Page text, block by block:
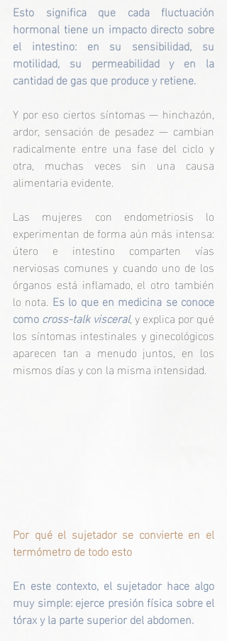
Esto significa que cada fluctuación
hormonal tiene un impacto directo sobre
el intestino: en su sensibilidad, su
motilidad, su permeabilidad y en la
cantidad de gas que produce y retiene.
Y por eso ciertos síntomas — hinchazón,
ardor, sensación de pesadez — cambian
radicalmente entre una fase del ciclo y
otra, muchas veces sin una causa
alimentaria evidente.
Las mujeres con endometriosis lo
experimentan de forma aún más intensa:
útero e intestino comparten vías
nerviosas comunes y cuando uno de los
órganos está inflamado, el otro también
lo nota. Es lo que en medicina se conoce
como cross-talk visceral, y explica por qué
los síntomas intestinales y ginecológicos
aparecen tan a menudo juntos, en los
mismos días y con la misma intensidad.
Por qué el sujetador se convierte en el
termómetro de todo esto
En este contexto, el sujetador hace algo
muy simple: ejerce presión física sobre el
tórax y la parte superior del abdomen.